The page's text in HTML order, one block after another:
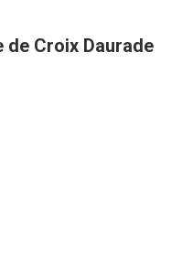
Croix Daurade